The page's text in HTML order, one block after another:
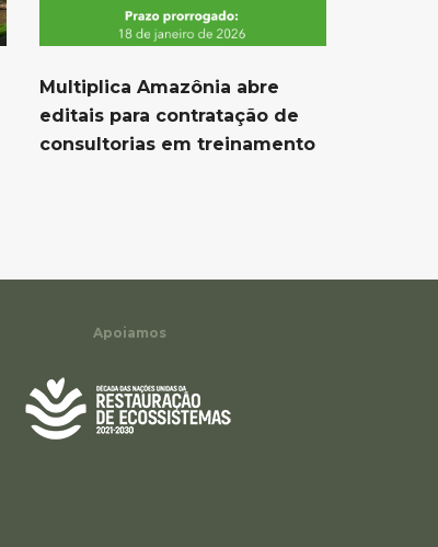
Multiplica Amazônia abre
editais para contratação de
consultorias em treinamento
Apoiamos